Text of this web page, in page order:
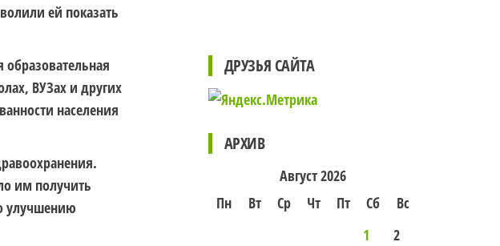
ей показать
ВУЗах и других
населения
им получить
улучшению
ДРУЗЬЯ САЙТА
АРХИВ
Август 2026
Пн
Вт Ср Чт Пт Сб
Вс
1
2